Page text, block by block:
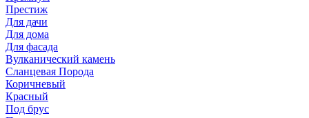
Престиж
Для дачи
Для дома
Для фасада
Вулканический камень
Сланцевая Порода
Коричневый
Красный
Под брус